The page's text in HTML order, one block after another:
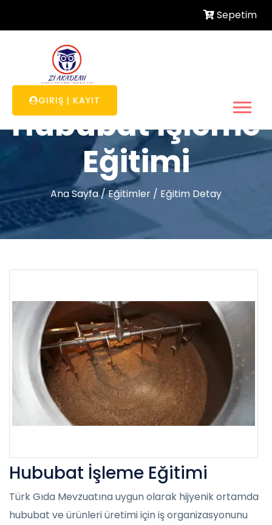
Sepetim
GIRIŞ | KAYIT
Hububat İşleme
Eğitimi
Ana Sayfa/Eğitimler / Eğitim Detay
Hububat İşleme Eğitimi
Türk Gıda Mevzuatına uygun olarak hijyenik ortamda
hububat ve ürünleri üretimi için iş organizasyonunu